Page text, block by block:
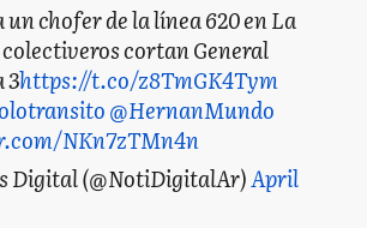
chofer de la línea 620 en La
cortan General
3https://t.co/z8TmGK4Tym
@HernanMundo
NKn7zTMn4n
Digital (@NotiDigitalAr)April